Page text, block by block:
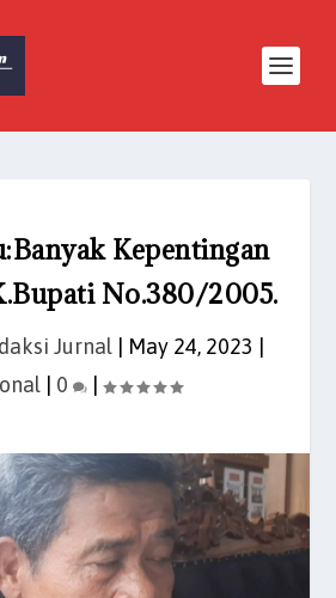
Kepentingan
No.380/2005.
Jurnal May 24, 2023
| 0 |